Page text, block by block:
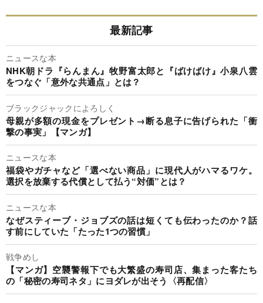
最新記事
ニュースな本
NHK朝ドラ『らんまん』牧野富太郎と『ばけばけ』小泉八雲
をつなぐ「意外な共通点」とは？
ブラックジャックによろしく
母親が多額の現金をプレゼント→断る息子に告げられた「衝
撃の事実」【マンガ】
ニュースな本
福袋やガチャなど「選べない商品」に現代人がハマるワケ。
選択を放棄する代償として払う“対価”とは？
ニュースな本
なぜスティーブ・ジョブズの話は短くても伝わったのか？話
す前にしていた「たった1つの習慣」
戦争めし
【マンガ】空襲警報下でも大繁盛の寿司店、集まった客たち
の「秘密の寿司ネタ」にヨダレが出そう〈再配信〉